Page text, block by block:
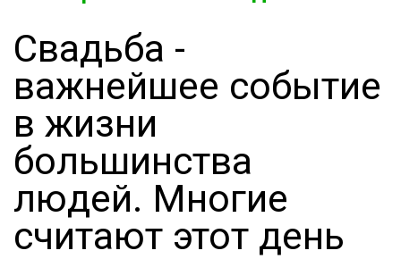
Свадьба -
важнейшее событие
в жизни
большинства
людей. Многие
считают этот день